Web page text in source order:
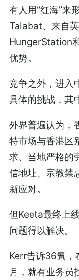
有人用“红海”来
Talabat、来自
HungerStation
优势。
竞争之外，进入
具体的挑战，其
外界普遍认为，
特市场与香港区
求、当地严格的
信地址、宗教禁
新应对。
但Keeta最终上
问题得以解决。
Kerr告诉36氪，
月，就有业务员